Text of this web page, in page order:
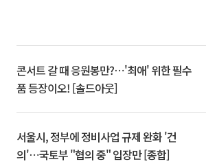
콘서트 갈 때 응원봉만?⋯'최애' 위한 필수
품 등장이오! [솔드아웃]
서울시, 정부에 정비사업 규제 완화 '건
의'⋯국토부 "협의 중" 입장만 [종합]